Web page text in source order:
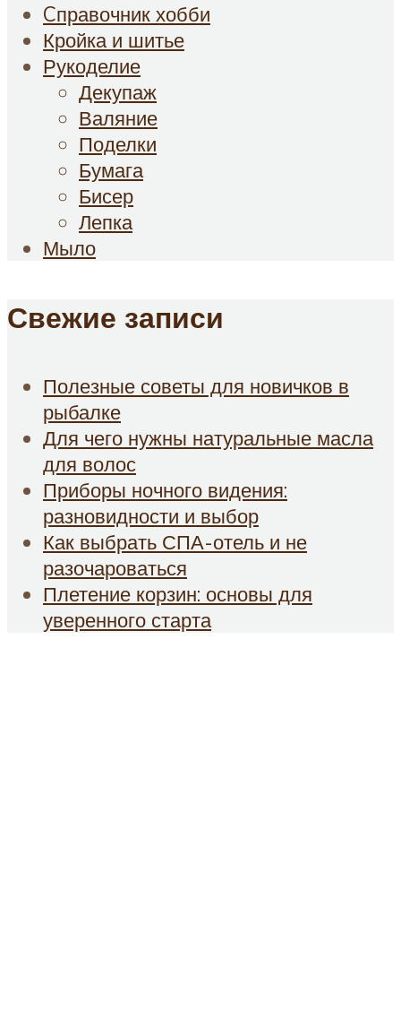
Cправочник хобби
Кройка и шитье
Рукоделие
Декупаж
Валяние
Поделки
Бумага
Бисер
Лепка
Мыло
Свежие записи
Полезные советы для новичков в
рыбалке
Для чего нужны натуральные масла
для волос
Приборы ночного видения:
разновидности и выбор
Как выбрать СПА-отель и не
разочароваться
Плетение корзин: основы для
уверенного старта